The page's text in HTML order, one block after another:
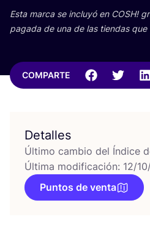
Esta mar­ca se inclu­yó en COSH!
paga­da de una de las tien­das
COMPARTE
Detalles
Último cambio del Índice
Última modificación: 12/
Puntos de venta